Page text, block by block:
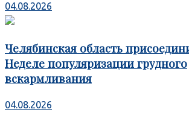
04.08.2026
Челябинская область
Неделе популяризации грудного
вскармливания
04.08.2026